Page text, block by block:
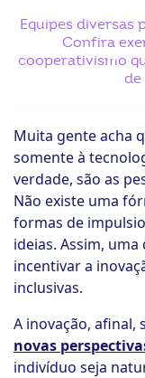
Equipes diversas
Confira
cooperativismo
de
Muita gente acha
somente à
verdade, são as
Não existe uma
formas de
ideias. Assim,
incentivar a
inclusivas.
A inovação, afinal,
novas
indivíduo seja